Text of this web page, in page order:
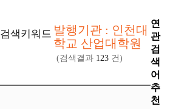
검색키워드 발행기관 : 인천대
학교 산업대학원
(검색결과 123 건)
연
관
검
색
어
추
천